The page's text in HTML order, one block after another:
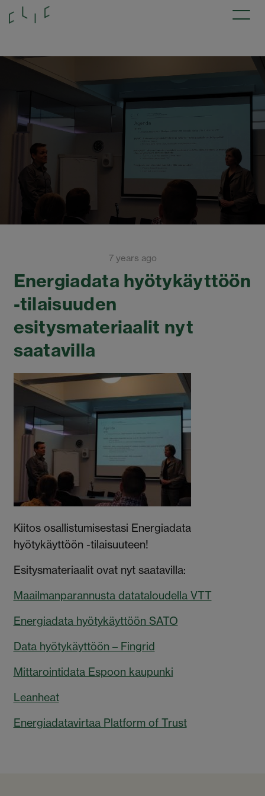
7 years ago
Energiadata hyötykäyttöön
-tilaisuuden
esitysmateriaalit nyt
saatavilla
Kiitos osallistumisestasi Energiadata
hyötykäyttöön -tilaisuuteen!
Esitysmateriaalit ovat nyt saatavilla:
Maailmanparannusta datataloudella VTT
Energiadata hyötykäyttöön SATO
Data hyötykäyttöön – Fingrid
Mittarointidata Espoon kaupunki
Leanheat
Energiadatavirtaa Platform of Trust